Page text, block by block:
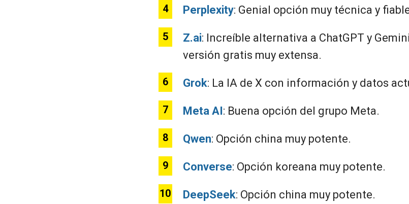
Perplexity: Genial opción muy técnica y
Z.ai: Increíble alternativa a ChatGPT y
versión gratis muy extensa.
Grok: La IA de X con información y datos
Meta AI: Buena opción del grupo Meta.
Qwen: Opción china muy potente.
Converse: Opción koreana muy potente.
DeepSeek: Opción china muy potente.